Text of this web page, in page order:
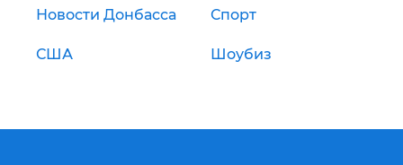
Новости Донбасса Спорт
США Шоубиз